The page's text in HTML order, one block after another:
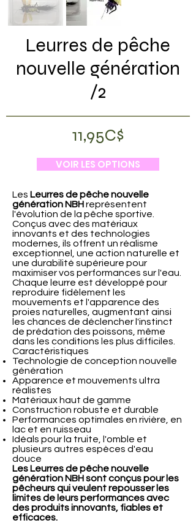
Leurres de pêche
nouvelle génération
/2
11,95C$
VOIR LES OPTIONS
Les Leurres de pêche nouvelle
génération NBHreprésentent
l'évolution de la pêche sportive.
Conçus avec des matériaux
innovants et des technologies
modernes, ils offrent un réalisme
exceptionnel, une action naturelle et
une durabilité supérieure pour
maximiser vos performances sur l'eau.
Chaque leurre est développé pour
reproduire fidèlement les
mouvements et l'apparence des
proies naturelles, augmentant ainsi
les chances de déclencher l'instinct
de prédation des poissons, même
dans les conditions les plus difficiles.
Caractéristiques
Technologie de conception nouvelle
génération
Apparence et mouvements ultra
réalistes
Matériaux haut de gamme
Construction robuste et durable
Performances optimales en rivière, en
lac et en ruisseau
Idéals pour la truite, l'omble et
plusieurs autres espèces d'eau
douce
Les Leurres de pêche nouvelle
génération NBH sont conçus pour les
pêcheurs qui veulent repousser les
limites de leurs performances avec
des produits innovants, fiables et
efficaces.